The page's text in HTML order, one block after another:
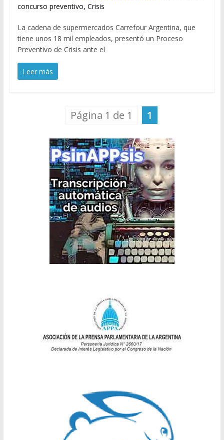
concurso preventivo, Crisis
La cadena de supermercados Carrefour Argentina, que
tiene unos 18 mil empleados, presentó un Proceso
Preventivo de Crisis ante el
Leer más
Página 1 de 1 1